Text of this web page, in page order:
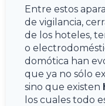
Entre estos
de vigilancia,
de los hoteles,
o
domótica han
que ya no sólo
sino que existen
los cuales todo